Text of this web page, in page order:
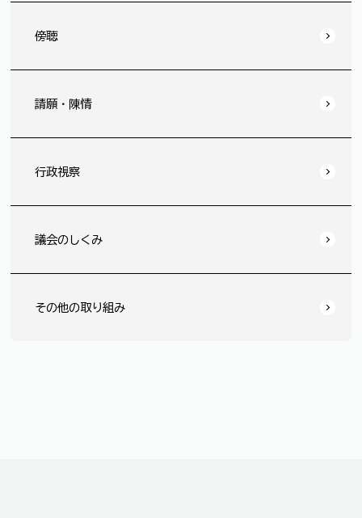
傍聴
請願・陳情
行政視察
議会のしくみ
その他の取り組み